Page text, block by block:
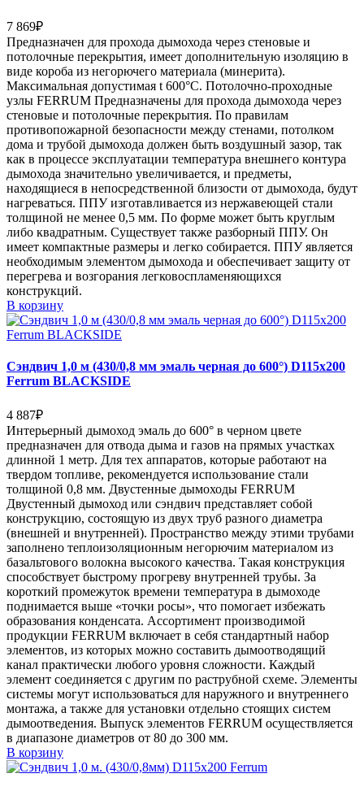
7 869₽
Предназначен для прохода дымохода через стеновые и
потолочные перекрытия, имеет дополнительную изоляцию в
виде короба из негорючего материала (минерита).
Максимальная допустимая t 600°C. Потолочно-проходные
узлы FERRUM Предназначены для прохода дымохода через
стеновые и потолочные перекрытия. По правилам
противопожарной безопасности между стенами, потолком
дома и трубой дымохода должен быть воздушный зазор, так
как в процессе эксплуатации температура внешнего контура
дымохода значительно увеличивается, и предметы,
находящиеся в непосредственной близости от дымохода, будут
нагреваться. ППУ изготавливается из нержавеющей стали
толщиной не менее 0,5 мм. По форме может быть круглым
либо квадратным. Существует также разборный ППУ. Он
имеет компактные размеры и легко собирается. ППУ является
необходимым элементом дымохода и обеспечивает защиту от
перегрева и возгорания легковоспламеняющихся
конструкций.
В корзину
Сэндвич 1,0 м (430/0,8 мм эмаль черная до 600°) D115х200
Ferrum BLACKSIDE
4 887₽
Интерьерный дымоход эмаль до 600° в черном цвете
предназначен для отвода дыма и газов на прямых участках
длинной 1 метр. Для тех аппаратов, которые работают на
твердом топливе, рекомендуется использование стали
толщиной 0,8 мм. Двустенные дымоходы FERRUM
Двустенный дымоход или сэндвич представляет собой
конструкцию, состоящую из двух труб разного диаметра
(внешней и внутренней). Пространство между этими трубами
заполнено теплоизоляционным негорючим материалом из
базальтового волокна высокого качества. Такая конструкция
способствует быстрому прогреву внутренней трубы. За
короткий промежуток времени температура в дымоходе
поднимается выше «точки росы», что помогает избежать
образования конденсата. Ассортимент производимой
продукции FERRUM включает в себя стандартный набор
элементов, из которых можно составить дымоотводящий
канал практически любого уровня сложности. Каждый
элемент соединяется с другим по раструбной схеме. Элементы
системы могут использоваться для наружного и внутреннего
монтажа, а также для установки отдельно стоящих систем
дымоотведения. Выпуск элементов FERRUM осуществляется
в диапазоне диаметров от 80 до 300 мм.
В корзину